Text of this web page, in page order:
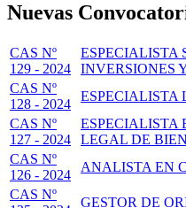
Nuevas
CAS Nº
129 - 2024
ESPECIALISTA
INVERSIONES
CAS Nº
128 - 2024
ESPECIALISTA
CAS Nº
127 - 2024
ESPECIALISTA
LEGAL DE
CAS Nº
126 - 2024
ANALISTA EN
CAS Nº
GESTOR DE